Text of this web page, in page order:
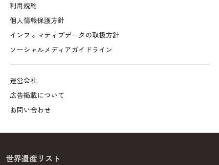
利用規約
個人情報保護方針
インフォマティブデータの取扱方針
ソーシャルメディアガイドライン
運営会社
広告掲載について
お問い合わせ
世界遺産リスト